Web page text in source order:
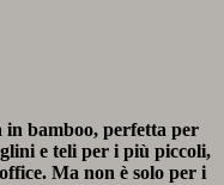
in bamboo, perfetta per
e teli per i più piccoli,
Ma non è solo per i